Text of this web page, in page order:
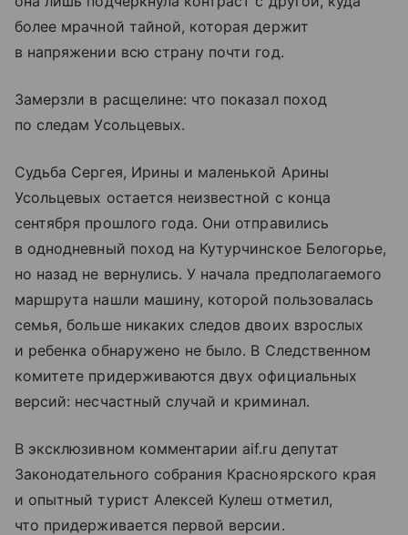
более мрачной тайной, которая держит
в напряжении всю страну почти год.
Замерзли в расщелине: что показал поход
по следам Усольцевых.
Судьба Сергея, Ирины и маленькой Арины
Усольцевых остается неизвестной с конца
сентября прошлого года. Они отправились
в однодневный поход на Кутурчинское Белогорье,
но назад не вернулись. У начала предполагаемого
маршрута нашли машину, которой пользовалась
семья, больше никаких следов двоих взрослых
и ребенка обнаружено не было. В Следственном
комитете придерживаются двух официальных
версий: несчастный случай и криминал.
В эксклюзивном комментарии aif.ru депутат
Законодательного собрания Красноярского края
и опытный турист Алексей Кулеш отметил,
что придерживается первой версии.